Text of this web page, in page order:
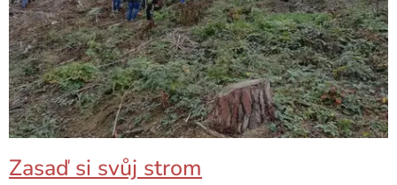
Zasaď si svůj strom